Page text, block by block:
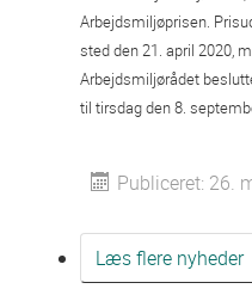
Arbejdsmiljøprisen.
sted den 21. april 2020,
Arbejdsmiljørådet
til tirsdag den 8.
Publiceret: 26.
Læs flere nyheder